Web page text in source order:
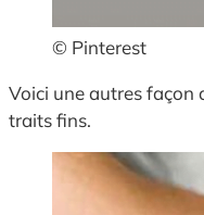
© Pinterest
Voici une autres façon
traits fins.